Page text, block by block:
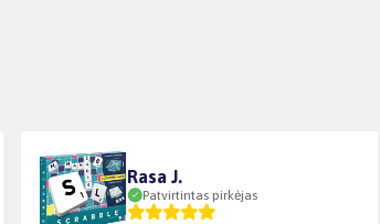
Rasa J.
Patvirtintas pirkėjas